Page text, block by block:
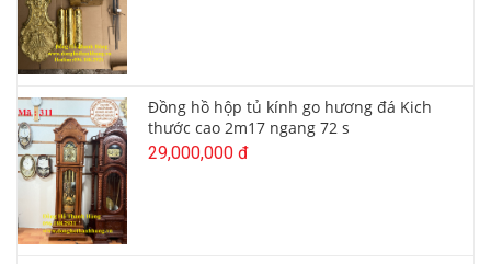
Đồng hồ hộp tủ kính go hương đá Kich
thước cao 2m17 ngang 72 s
29,000,000 đ